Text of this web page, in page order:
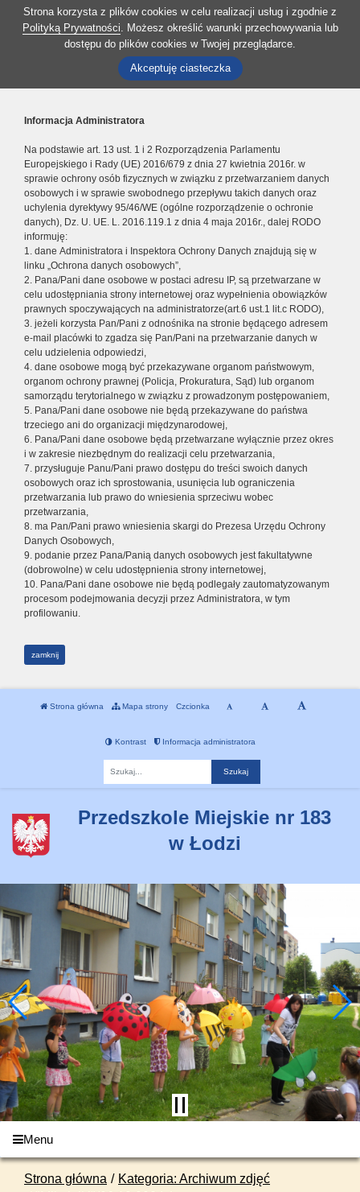
Strona korzysta z plików cookies w celu realizacji usług i zgodnie z
Polityką Prywatności. Możesz określić warunki przechowywania lub
dostępu do plików cookies w Twojej przeglądarce.
Akceptuję ciasteczka
Informacja Administratora
Na podstawie art. 13 ust. 1 i 2 Rozporządzenia Parlamentu
Europejskiego i Rady (UE) 2016/679 z dnia 27 kwietnia 2016r. w
sprawie ochrony osób fizycznych w związku z przetwarzaniem danych
osobowych i w sprawie swobodnego przepływu takich danych oraz
uchylenia dyrektywy 95/46/WE (ogólne rozporządzenie o ochronie
danych), Dz. U. UE. L. 2016.119.1 z dnia 4 maja 2016r., dalej RODO
informuję:
1. dane Administratora i Inspektora Ochrony Danych znajdują się w
linku „Ochrona danych osobowych”,
2. Pana/Pani dane osobowe w postaci adresu IP, są przetwarzane w
celu udostępniania strony internetowej oraz wypełnienia obowiązków
prawnych spoczywających na administratorze(art.6 ust.1 lit.c RODO),
3. jeżeli korzysta Pan/Pani z odnośnika na stronie będącego adresem
e-mail placówki to zgadza się Pan/Pani na przetwarzanie danych w
celu udzielenia odpowiedzi,
4. dane osobowe mogą być przekazywane organom państwowym,
organom ochrony prawnej (Policja, Prokuratura, Sąd) lub organom
samorządu terytorialnego w związku z prowadzonym postępowaniem,
5. Pana/Pani dane osobowe nie będą przekazywane do państwa
trzeciego ani do organizacji międzynarodowej,
6. Pana/Pani dane osobowe będą przetwarzane wyłącznie przez okres
i w zakresie niezbędnym do realizacji celu przetwarzania,
7. przysługuje Panu/Pani prawo dostępu do treści swoich danych
osobowych oraz ich sprostowania, usunięcia lub ograniczenia
przetwarzania lub prawo do wniesienia sprzeciwu wobec
przetwarzania,
8. ma Pan/Pani prawo wniesienia skargi do Prezesa Urzędu Ochrony
Danych Osobowych,
9. podanie przez Pana/Panią danych osobowych jest fakultatywne
(dobrowolne) w celu udostępnienia strony internetowej,
10. Pana/Pani dane osobowe nie będą podlegały zautomatyzowanym
procesom podejmowania decyzji przez Administratora, w tym
profilowaniu.
zamknij
Strona główna Mapa strony Czcionka
Kontrast Informacja administratora
Przedszkole Miejskie nr 183
w Łodzi
Menu
Strona główna
Kategoria: Archiwum zdjęć